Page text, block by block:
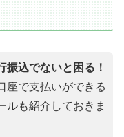
振込でないと困る！
座で支払いができる
ルも紹介しておきま